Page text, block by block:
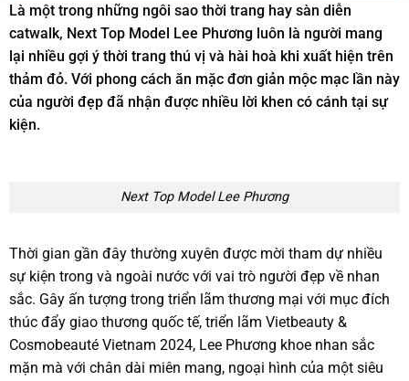
Là một trong những ngôi sao thời trang hay sàn diễn
catwalk, Next Top Model Lee Phương luôn là người mang
lại nhiều gợi ý thời trang thú vị và hài hoà khi xuất hiện trên
thảm đỏ. Với phong cách ăn mặc đơn giản mộc mạc lần này
của người đẹp đã nhận được nhiều lời khen có cánh tại sự
kiện.
Next Top Model Lee Phương
Thời gian gần đây thường xuyên được mời tham dự nhiều
sự kiện trong và ngoài nước với vai trò người đẹp về nhan
sắc. Gây ấn tượng trong triển lãm thương mại với mục đích
thúc đẩy giao thương quốc tế, triển lãm Vietbeauty &
Cosmobeauté Vietnam 2024, Lee Phương khoe nhan sắc
mặn mà với chân dài miên mang, ngoại hình của một siêu